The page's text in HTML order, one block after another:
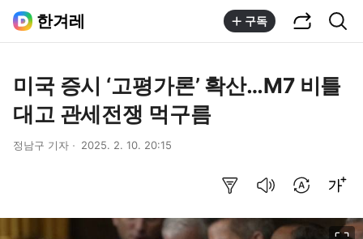
한겨레 구독
미국 증시 ‘고평가론’ 확산…M7 비틀
대고 관세전쟁 먹구름
정남구 기자 2025. 2. 10. 20:15